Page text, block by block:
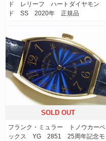
ド レリーフ ハートダイヤモン
ド SS 2020年 正規品
SOLD OUT
フランク・ミュラー トノウカーベ
ックス YG 2851 25周年記念モ